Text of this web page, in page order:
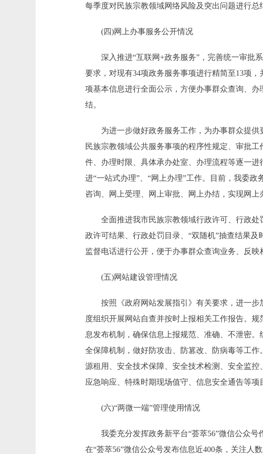
每季度对民族宗教领域网络风险及突出问题进行总
(四)网上办事服务公开情况
深入推进“互联网+政务服务”，完善统一审批系
要求，对现有34项政务服务事项进行精简至13项
项基本信息进行全面公示，方便办事群众查询、
结。
为进一步做好政务服务工作，为办事群众提供
民族宗教领域公共服务事项的程序性规定、审批
件、办理时限、具体承办处室、办理流程等逐一
进“一站式办理”、“网上办理”工作。目前，我委政
咨询、网上受理、网上审批、网上办结，实现网上
全面推进我市民族宗教领域行政许可、行政处
政许可结果、行政处罚目录、“双随机”抽查结果
监督电话进行公开，便于办事群众查询业务、反
(五)网站建设管理情况
按照《政府网站发展指引》有关要求，进一步
度组织开展网站自查并按时上报相关工作报告。
息发布机制，确保信息上报规范、准确、不泄密
全保障机制，做好防攻击、防篡改、防病毒等工
源租用、安全技术保障、安全技术检测、安全监
应急响应、特殊时期现场值守、信息安全通告等项
(六)“两微一端”管理使用情况
我委充分发挥政务新平台“荟萃56”微信公众号
在“荟萃56”微信公众号发布信息近400条，关注